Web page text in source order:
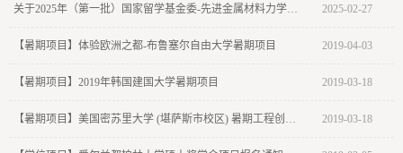
2025-02-27
2019-04-03
【暑期项目】体验欧洲之都-布鲁塞尔自由大学暑期项目
2019-03-18
【暑期项目】2019年韩国建国大学暑期项目
2019-03-18